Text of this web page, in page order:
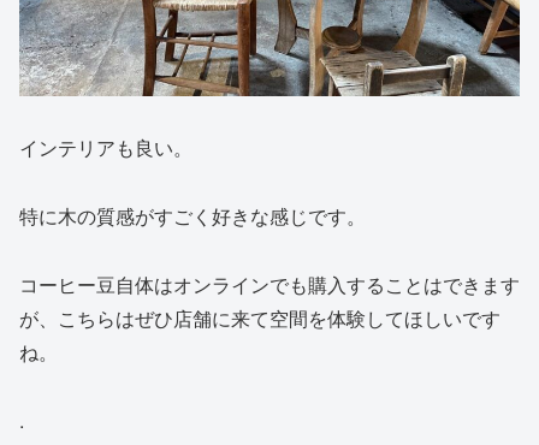
インテリアも良い。
特に木の質感がすごく好きな感じです。
コーヒー豆自体はオンラインでも購入することはできます
が、こちらはぜひ店舗に来て空間を体験してほしいです
ね。
.